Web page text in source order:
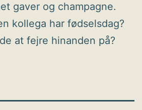
gaver og champagne.
kollega har fødselsdag?
at fejre hinanden på?